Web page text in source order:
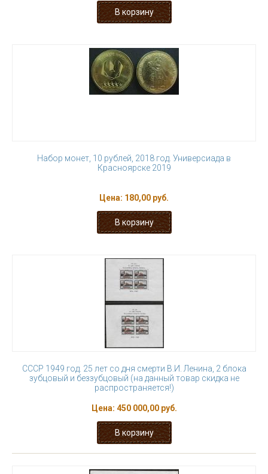
Набор монет, 10 рублей, 2018 год. Универсиада в
Красноярске 2019
Цена: 180,00 руб.
СССР 1949 год. 25 лет со дня смерти В.И. Ленина, 2 блока
зубцовый и беззубцовый (на данный товар скидка не
распространяется!)
Цена: 450 000,00 руб.